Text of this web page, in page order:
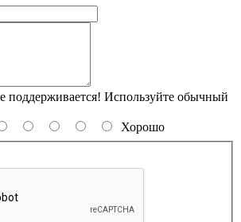
поддерживается! Используйте обычный
Хорошо